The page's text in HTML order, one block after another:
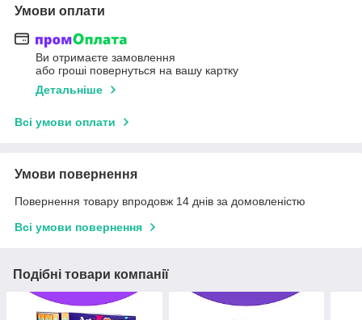
Умови оплати
Ви отримаєте замовлення
або гроші повернуться на вашу картку
Детальніше
Всі умови оплати
Умови повернення
Повернення товару впродовж 14 днів за домовленістю
Всі умови повернення
Подібні товари компанії